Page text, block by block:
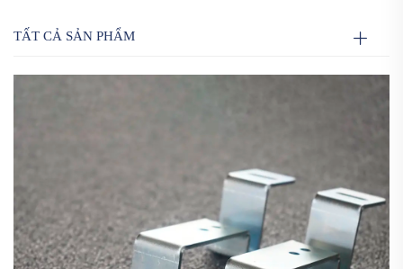
TẤT CẢ SẢN PHẨM